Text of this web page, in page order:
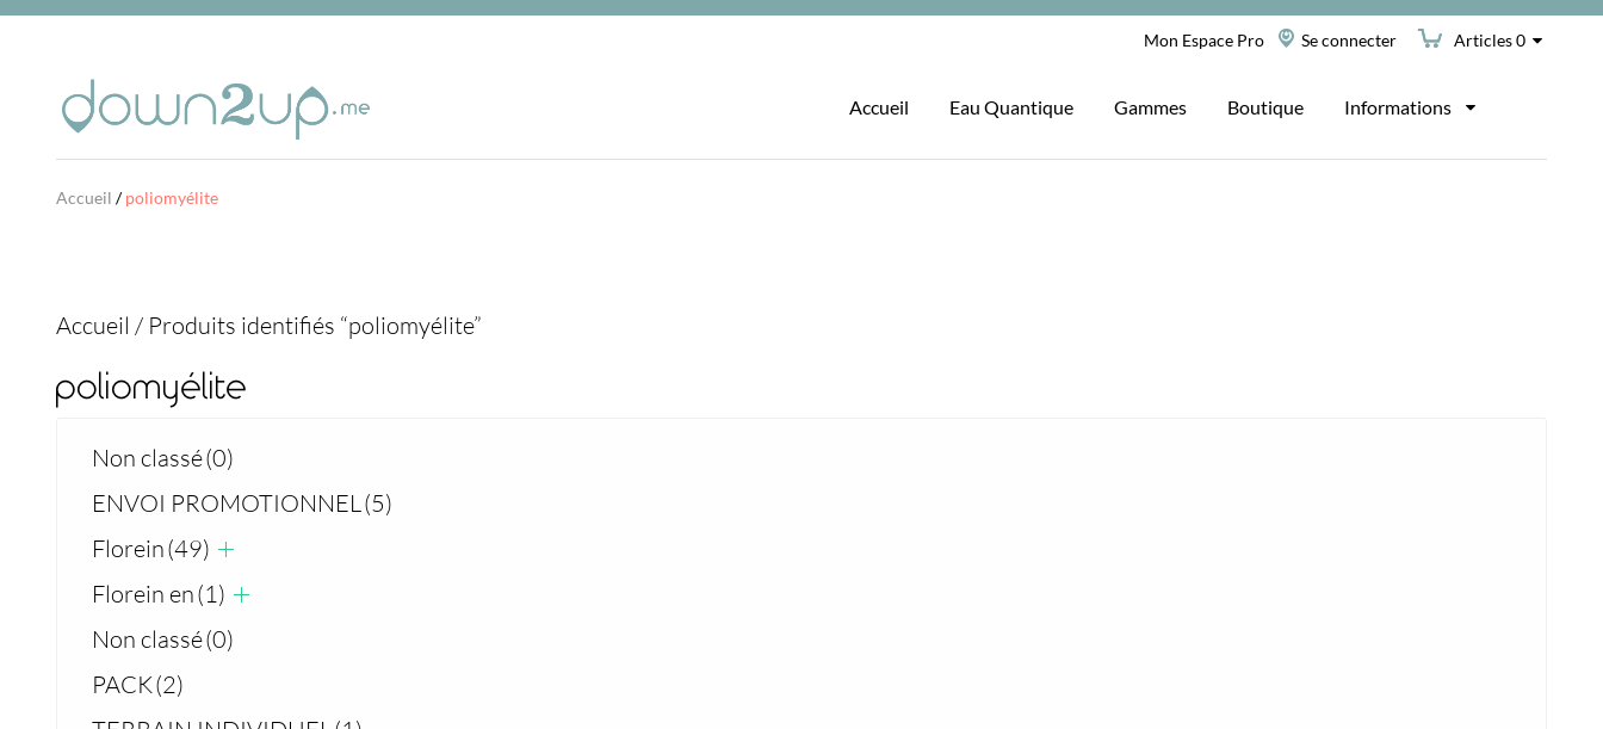
Mon Espace Pro Se connecter Articles 0
Accueil Eau Quantique Gammes Boutique Informations
Accueil /poliomyélite
Accueil / Produits identifiés “poliomyélite”
poliomyélite
Non classé(0)
ENVOI PROMOTIONNEL(5)
Florein(49)
Florein en(1)
Non classé(0)
PACK(2)